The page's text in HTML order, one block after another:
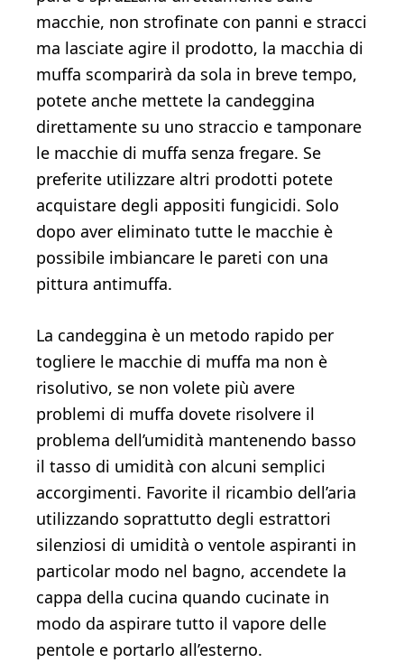
macchie, non strofinate con panni e stracci
ma lasciate agire il prodotto, la macchia di
muffa scomparirà da sola in breve tempo,
potete anche mettete la candeggina
direttamente su uno straccio e tamponare
le macchie di muffa senza fregare. Se
preferite utilizzare altri prodotti potete
acquistare degli appositi fungicidi. Solo
dopo aver eliminato tutte le macchie è
possibile imbiancare le pareti con una
pittura antimuffa.
La candeggina è un metodo rapido per
togliere le macchie di muffa ma non è
risolutivo, se non volete più avere
problemi di muffa dovete risolvere il
problema dell’umidità mantenendo basso
il tasso di umidità con alcuni semplici
accorgimenti. Favorite il ricambio dell’aria
utilizzando soprattutto degli estrattori
silenziosi di umidità o ventole aspiranti in
particolar modo nel bagno, accendete la
cappa della cucina quando cucinate in
modo da aspirare tutto il vapore delle
pentole e portarlo all’esterno.